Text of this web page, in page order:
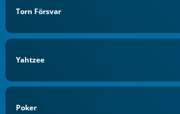
Torn Försvar
Yahtzee
Poker